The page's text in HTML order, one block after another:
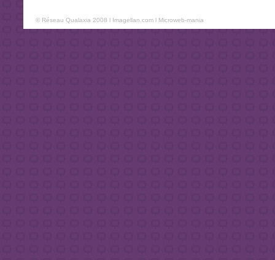
© Réseau Qualaxia 2008 l Imagellan.coml Microweb-mania